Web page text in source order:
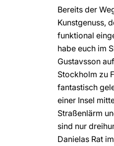
Bereits der
Kunstgenuss,
funktional
habe euch im
Gustavsson
Stockholm zu
fantastisch
einer Insel
Straßenlärm
sind nur
Danielas Rat